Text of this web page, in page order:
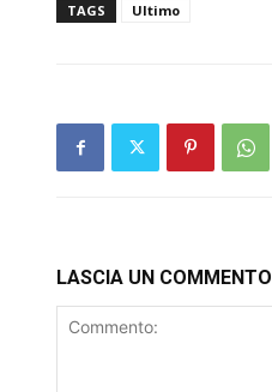
TAGS Ultimo
LASCIA UN COMMENTO